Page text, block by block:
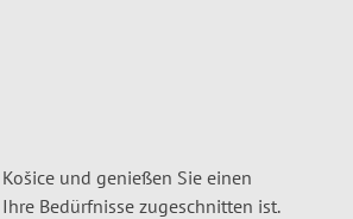
und genießen Sie einen
Bedürfnisse zugeschnitten ist.